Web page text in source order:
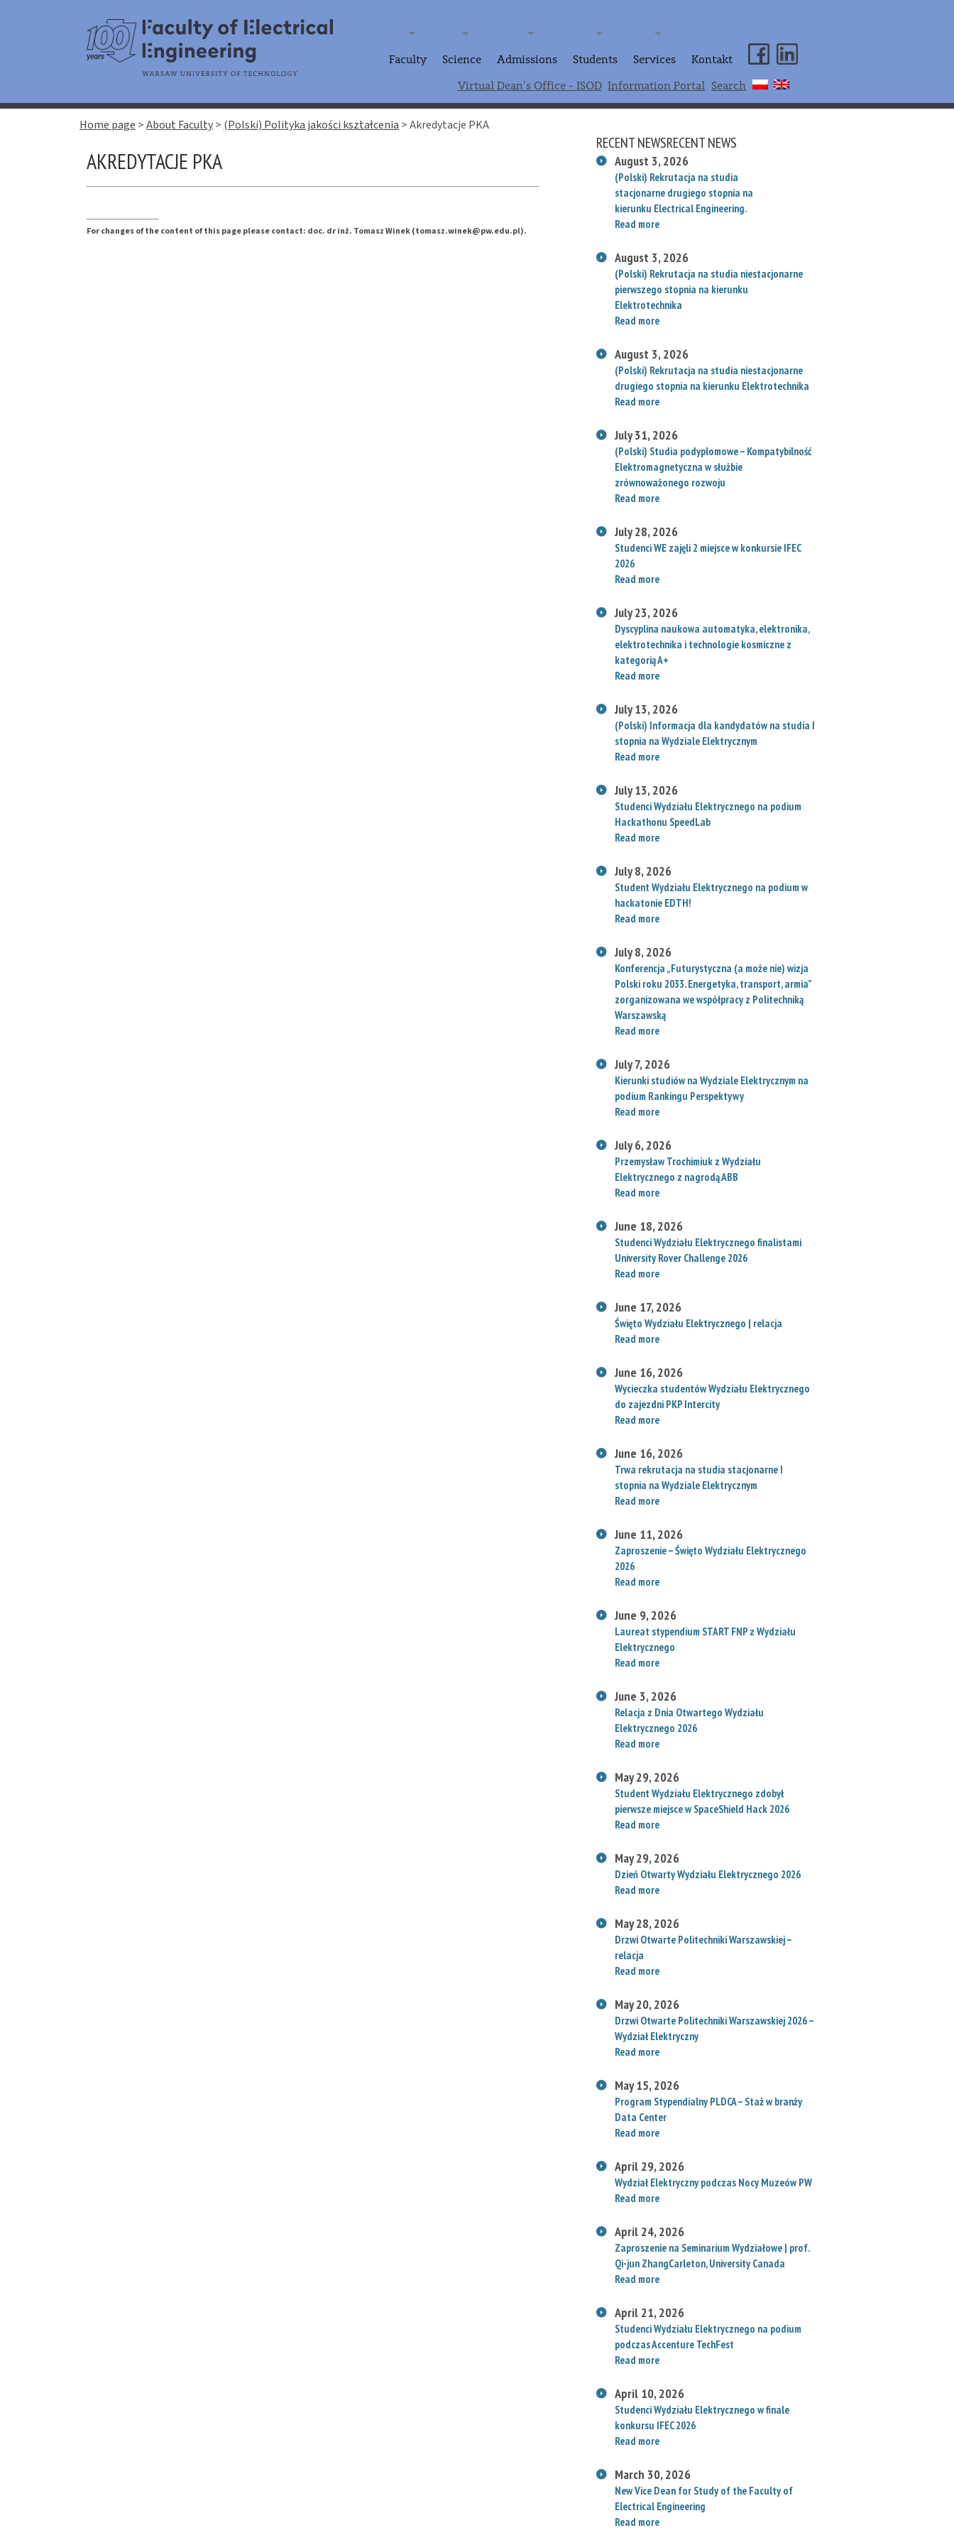
Faculty Science Admissions Students Services
Kontakt
Virtual Dean's Office - ISOD Information Portal Search
Home page >About Faculty> (Polski) Polityka jakości kształcenia >Akredytacje PKA
AKREDYTACJE PKA
For changes of the content of this page please contact: doc. dr inż. Tomasz Winek (tomasz.winek@pw.edu.pl).
RECENT NEWSRECENT NEWS
August 3, 2026
(Polski) Rekrutacja na studia
stacjonarne drugiego stopnia na
kierunku Electrical Engineering.
Read more
August 3, 2026
(Polski) Rekrutacja na studia niestacjonarne
pierwszego stopnia na kierunku
Elektrotechnika
Read more
August 3, 2026
(Polski) Rekrutacja na studia niestacjonarne
drugiego stopnia na kierunku Elektrotechnika
Read more
July 31, 2026
(Polski) Studia podyplomowe – Kompatybilność
Elektromagnetyczna w służbie
zrównoważonego rozwoju
Read more
July 28, 2026
Studenci WE zajęli 2 miejsce w konkursie IFEC
2026
Read more
July 23, 2026
Dyscyplina naukowa automatyka, elektronika,
elektrotechnika i technologie kosmiczne z
kategorią A+
Read more
July 13, 2026
(Polski) Informacja dla kandydatów na studia I
stopnia na Wydziale Elektrycznym
Read more
July 13, 2026
Studenci Wydziału Elektrycznego na podium
Hackathonu SpeedLab
Read more
July 8, 2026
Student Wydziału Elektrycznego na podium w
hackatonie EDTH!
Read more
July 8, 2026
Konferencja „Futurystyczna (a może nie) wizja
Polski roku 2033. Energetyka, transport, armia”
zorganizowana we współpracy z Politechniką
Warszawską
Read more
July 7, 2026
Kierunki studiów na Wydziale Elektrycznym na
podium Rankingu Perspektywy
Read more
July 6, 2026
Przemysław Trochimiuk z Wydziału
Elektrycznego z nagrodą ABB
Read more
June 18, 2026
Studenci Wydziału Elektrycznego finalistami
University Rover Challenge 2026
Read more
June 17, 2026
Święto Wydziału Elektrycznego | relacja
Read more
June 16, 2026
Wycieczka studentów Wydziału Elektrycznego
do zajezdni PKP Intercity
Read more
June 16, 2026
Trwa rekrutacja na studia stacjonarne I
stopnia na Wydziale Elektrycznym
Read more
June 11, 2026
Zaproszenie – Święto Wydziału Elektrycznego
2026
Read more
June 9, 2026
Laureat stypendium START FNP z Wydziału
Elektrycznego
Read more
June 3, 2026
Relacja z Dnia Otwartego Wydziału
Elektrycznego 2026
Read more
May 29, 2026
Student Wydziału Elektrycznego zdobył
pierwsze miejsce w SpaceShield Hack 2026
Read more
May 29, 2026
Dzień Otwarty Wydziału Elektrycznego 2026
Read more
May 28, 2026
Drzwi Otwarte Politechniki Warszawskiej –
relacja
Read more
May 20, 2026
Drzwi Otwarte Politechniki Warszawskiej 2026 –
Wydział Elektryczny
Read more
May 15, 2026
Program Stypendialny PLDCA – Staż w branży
Data Center
Read more
April 29, 2026
Wydział Elektryczny podczas Nocy Muzeów PW
Read more
April 24, 2026
Zaproszenie na Seminarium Wydziałowe | prof.
Qi-jun ZhangCarleton, University Canada
Read more
April 21, 2026
Studenci Wydziału Elektrycznego na podium
podczas Accenture TechFest
Read more
April 10, 2026
Studenci Wydziału Elektrycznego w finale
konkursu IFEC 2026
Read more
March 30, 2026
New Vice Dean for Study of the Faculty of
Electrical Engineering
Read more